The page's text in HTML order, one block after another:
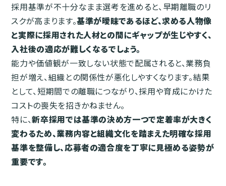
採用基準が不十分なまま選考を進めると、早期離職のリ
スクが高まります。基準が曖昧であるほど、求める人物像
と実際に採用された人材との間にギャップが生じやすく、
入社後の適応が難しくなるでしょう。
能力や価値観が一致しない状態で配属されると、業務負
担が増え、組織との関係性が悪化しやすくなります。結果
として、短期間での離職につながり、採用や育成にかけた
コストの喪失を招きかねません。
特に、新卒採用では基準の決め方一つで定着率が大きく
変わるため、業務内容と組織文化を踏まえた明確な採用
基準を整備し、応募者の適合度を丁寧に見極める姿勢が
重要です。